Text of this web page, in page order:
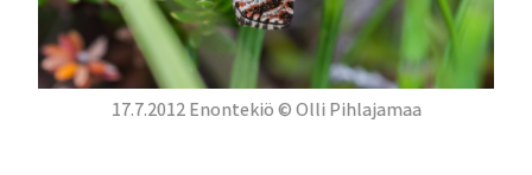
17.7.2012 Enontekiö © Olli Pihlajamaa